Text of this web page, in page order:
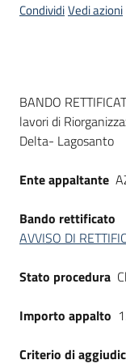
Seguici
CondividiVedi azioni
Dati del
BANDO
lavori di
Delta- Lagosanto
Ente appaltante
Bando rettificato
AVVISO DI
Stato procedura
Importo appalto
Criterio di